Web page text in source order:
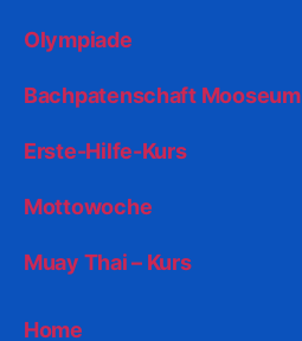
Olympiade
Bachpatenschaft Mooseum
Erste-Hilfe-Kurs
Mottowoche
Muay Thai – Kurs
Home